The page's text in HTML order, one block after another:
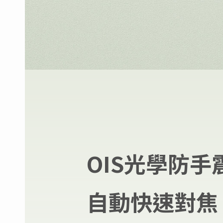
OIS光學防
自動快速對焦